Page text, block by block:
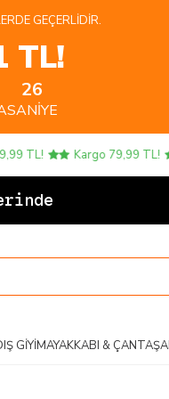
GEÇERLIDIR.
TL!
25
SANIYE
TL! Kargo 79,99 TL!
4 AL
GIYIMAYAKKABI & ÇANTA